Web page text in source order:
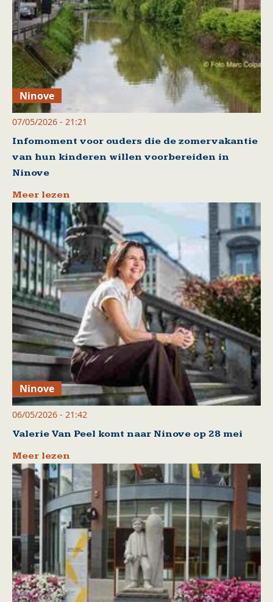
Ninove
07/05/2026 - 21:21
Infomoment voor ouders die de zomervakantie
van hun kinderen willen voorbereiden in
Ninove
Meer lezen
Ninove
06/05/2026 - 21:42
Valerie Van Peel komt naar Ninove op 28 mei
Meer lezen